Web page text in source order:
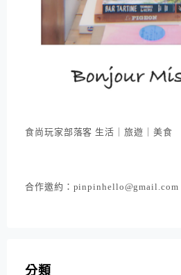
食尚玩家部落客 生活｜旅遊｜美食
合作邀約：pinpinhello@gmail.com
分類